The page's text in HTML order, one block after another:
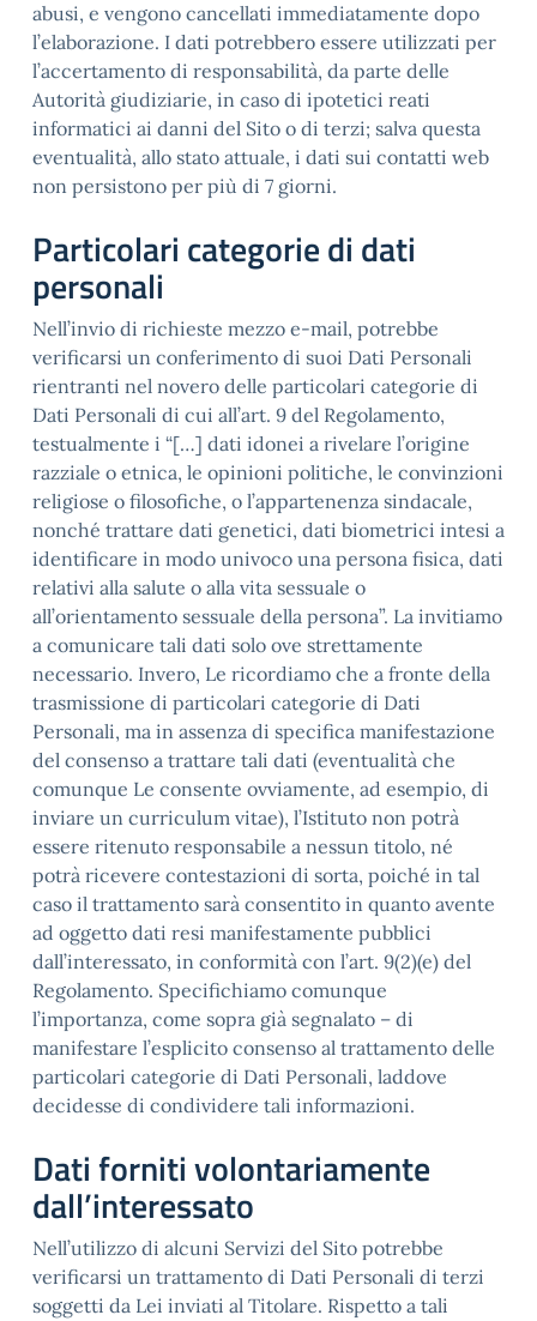
abusi, e vengono cancellati immediatamente dopo
l’elaborazione. I dati potrebbero essere utilizzati per
l’accertamento di responsabilità, da parte delle
Autorità giudiziarie, in caso di ipotetici reati
informatici ai danni del Sito o di terzi; salva questa
eventualità, allo stato attuale, i dati sui contatti web
non persistono per più di 7 giorni.
Particolari categorie di dati
personali
Nell’invio di richieste mezzo e-mail, potrebbe
verificarsi un conferimento di suoi Dati Personali
rientranti nel novero delle particolari categorie di
Dati Personali di cui all’art. 9 del Regolamento,
testualmente i “[…] dati idonei a rivelare l’origine
razziale o etnica, le opinioni politiche, le convinzioni
religiose o filosofiche, o l’appartenenza sindacale,
nonché trattare dati genetici, dati biometrici intesi a
identificare in modo univoco una persona fisica, dati
relativi alla salute o alla vita sessuale o
all’orientamento sessuale della persona”. La invitiamo
a comunicare tali dati solo ove strettamente
necessario. Invero, Le ricordiamo che a fronte della
trasmissione di particolari categorie di Dati
Personali, ma in assenza di specifica manifestazione
del consenso a trattare tali dati (eventualità che
comunque Le consente ovviamente, ad esempio, di
inviare un curriculum vitae), l’Istituto non potrà
essere ritenuto responsabile a nessun titolo, né
potrà ricevere contestazioni di sorta, poiché in tal
caso il trattamento sarà consentito in quanto avente
ad oggetto dati resi manifestamente pubblici
dall’interessato, in conformità con l’art. 9(2)(e) del
Regolamento. Specifichiamo comunque
l’importanza, come sopra già segnalato – di
manifestare l’esplicito consenso al trattamento delle
particolari categorie di Dati Personali, laddove
decidesse di condividere tali informazioni.
Dati forniti volontariamente
dall’interessato
Nell’utilizzo di alcuni Servizi del Sito potrebbe
verificarsi un trattamento di Dati Personali di terzi
soggetti da Lei inviati al Titolare. Rispetto a tali